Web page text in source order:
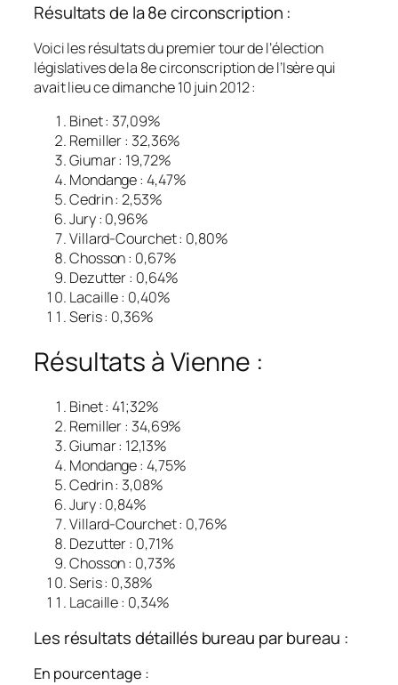
Résultats de la 8e circonscription :
Voici les résultats du premier tour de l’élection
législatives de la 8e circonscription de l’Isère qui
avait lieu ce dimanche 10 juin 2012 :
Binet : 37,09%
Remiller : 32,36%
Giumar : 19,72%
Mondange : 4,47%
Cedrin : 2,53%
Jury : 0,96%
Villard-Courchet : 0,80%
Chosson : 0,67%
Dezutter : 0,64%
Lacaille : 0,40%
Seris : 0,36%
Résultats à Vienne :
Binet : 41;32%
Remiller : 34,69%
Giumar : 12,13%
Mondange : 4,75%
Cedrin : 3,08%
Jury : 0,84%
Villard-Courchet : 0,76%
Dezutter : 0,71%
Chosson : 0,73%
Seris : 0,38%
Lacaille : 0,34%
Les résultats détaillés bureau par bureau :
En pourcentage :